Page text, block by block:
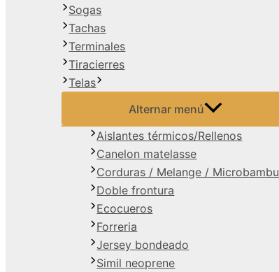
Sogas
Tachas
Terminales
Tiracierres
Telas
Alternar menú
Aislantes térmicos/Rellenos
Canelon matelasse
Corduras / Melange / Microbambu
Doble frontura
Ecocueros
Forreria
Jersey bondeado
Simil neoprene